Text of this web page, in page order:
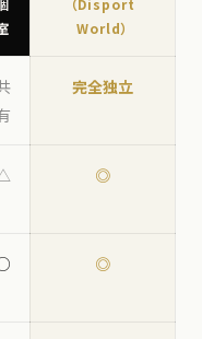
（Disport
World）
完全独立
◎
◎